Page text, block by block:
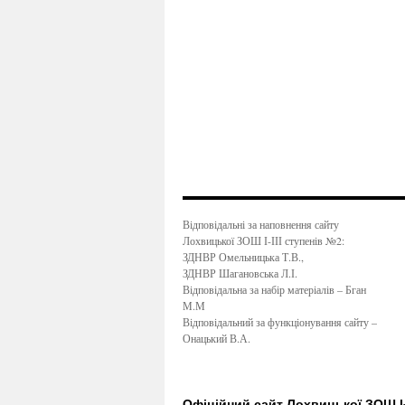
Відповідальні за наповнення сайту
Лохвицької ЗОШ І-ІІІ ступенів №2:
ЗДНВР Омельницька Т.В.,
ЗДНВР Шагановська Л.І.
Відповідальна за набір матеріалів – Бган
М.М
Відповідальний за функціонування сайту –
Онацький В.А.